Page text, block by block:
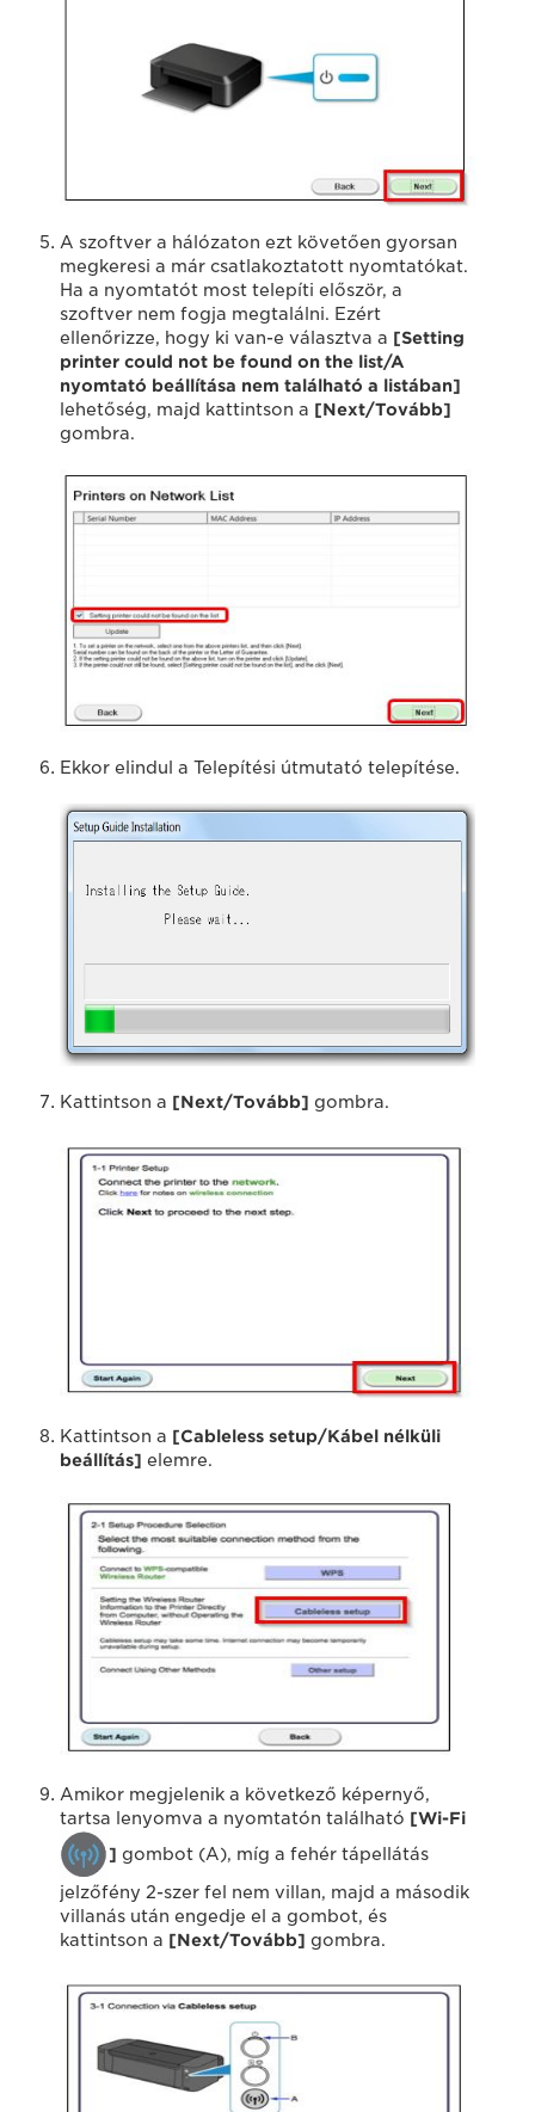
A szoftver a hálózaton ezt követően gyorsan
megkeresi a már csatlakoztatott nyomtatókat.
Ha a nyomtatót most telepíti először, a
szoftver nem fogja megtalálni. Ezért
ellenőrizze, hogy ki van-e választva a [Setting
printer could not be found on the list/A
nyomtató beállítása nem található a listában]
lehetőség, majd kattintson a [Next/Tovább]
gombra.
Ekkor elindul a Telepítési útmutató telepítése.
Kattintson a [Next/Tovább] gombra.
Kattintson a [Cableless setup/Kábel nélküli
beállítás] elemre.
Amikor megjelenik a következő képernyő,
tartsa lenyomva a nyomtatón található [Wi-Fi
] gombot (A), míg a fehér tápellátás
jelzőfény 2-szer fel nem villan, majd a második
villanás után engedje el a gombot, és
kattintson a [Next/Tovább] gombra.